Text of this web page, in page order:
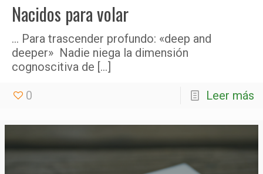
Nacidos para volar
… Para trascender profundo: «deep and
deeper» Nadie niega la dimensión
cognoscitiva de […]
0 Leer más